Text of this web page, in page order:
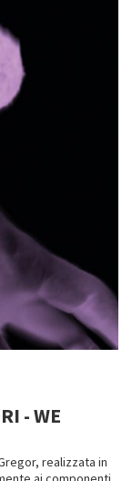
- WE
realizzata in